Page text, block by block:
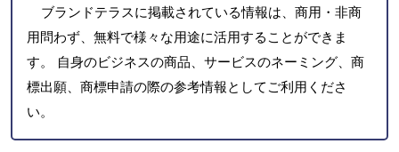
ブランドテラスに掲載されている情報は、商用・非商
用問わず、無料で様々な用途に活用することができま
す。 自身のビジネスの商品、サービスのネーミング、商
標出願、商標申請の際の参考情報としてご利用くださ
い。